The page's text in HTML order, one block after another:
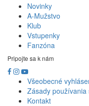
Novinky
A-Mužstvo
Klub
Vstupenky
Fanzóna
Pripojte sa k nám
Všeobecné
Zásady
Kontakt